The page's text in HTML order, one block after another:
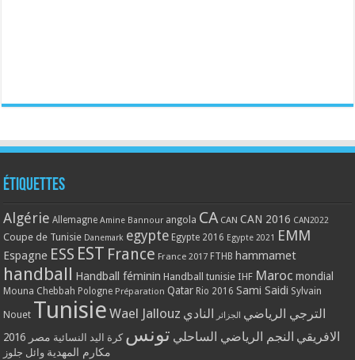
Étiquettes
Algérie Allemagne Amine Bannour angola CA CAN CAN 2016 CAN2022
Coupe de Tunisie Danemark egypte Egypte 2016 Egypte 2021 EMM
Espagne ESS EST France France 2017 FTHB hammamet
handball Handball féminin Handball tunisie IHF Maroc mondial
Mouna Chebbah Pologne Préparation Qatar Rio 2016 Sami Saidi Sylvain
Nouet Tunisie Wael Jallouz الترجي الرياضي الجزائر
النادي
الافريقي النجم الرياضي الساحلي تونس كرة اليد النسائية مصر 2016
مكارم المهدية وائل جلوز